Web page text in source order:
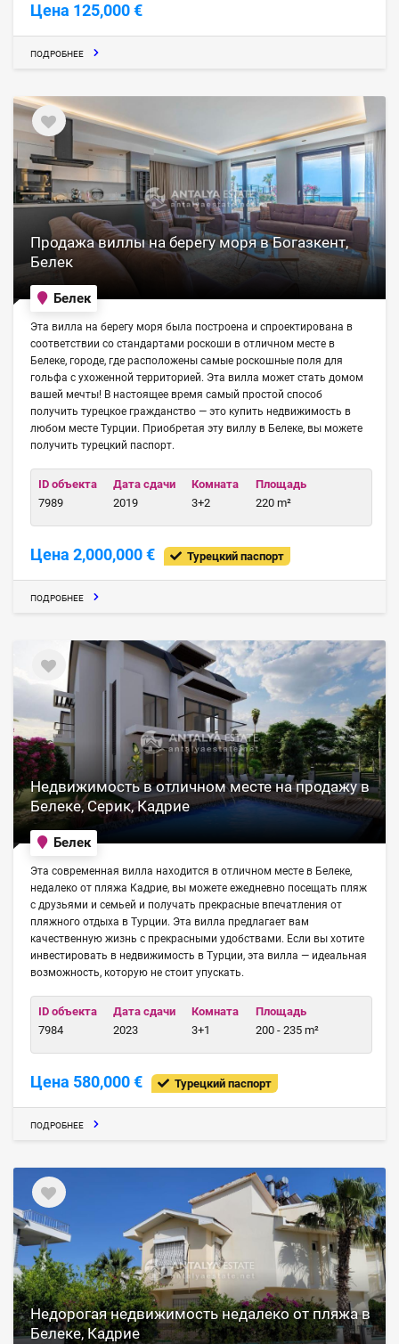
Цена 125,000 €
ПОДРОБНЕЕ
Продажа виллы на берегу моря в Богазкент,
Белек
Белек
Эта вилла на берегу моря была построена и спроектирована в
соответствии со стандартами роскоши в отличном месте в
Белеке, городе, где расположены самые роскошные поля для
гольфа с ухоженной территорией. Эта вилла может стать домом
вашей мечты! В настоящее время самый простой способ
получить турецкое гражданство — это купить недвижимость в
любом месте Турции. Приобретая эту виллу в Белеке, вы можете
получить турецкий паспорт.
ID объекта
7989
Дата сдачи
2019
Комната
3+2
Площадь
220 m²
Цена 2,000,000 € Турецкий паспорт
ПОДРОБНЕЕ
Недвижимость в отличном месте на продажу в
Белеке, Серик, Кадрие
Белек
Эта современная вилла находится в отличном месте в Белеке,
недалеко от пляжа Кадрие, вы можете ежедневно посещать пляж
с друзьями и семьей и получать прекрасные впечатления от
пляжного отдыха в Турции. Эта вилла предлагает вам
качественную жизнь с прекрасными удобствами. Если вы хотите
инвестировать в недвижимость в Турции, эта вилла — идеальная
возможность, которую не стоит упускать.
ID объекта
7984
Дата сдачи
2023
Комната
3+1
Площадь
200 - 235 m²
Цена 580,000 € Турецкий паспорт
ПОДРОБНЕЕ
Недорогая недвижимость недалеко от пляжа в
Белеке, Кадрие